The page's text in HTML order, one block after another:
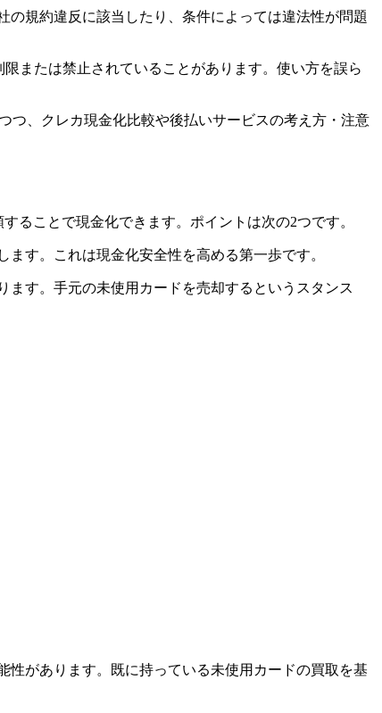
規約違反に該当したり、条件によっては違法性が問題
または禁止されていることがあります。使い方を誤ら
つ、クレカ現金化比較や後払いサービスの考え方・注意
ることで現金化できます。ポイントは次の2つです。
す。これは現金化安全性を高める第一歩です。
ます。手元の未使用カードを売却するというスタンス
があります。既に持っている未使用カードの買取を基